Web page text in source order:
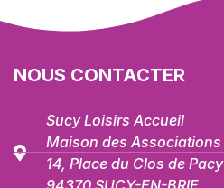
NOUS CONTACTER
Sucy Loisirs Accueil
Maison des Associations
14, Place du Clos de Pacy